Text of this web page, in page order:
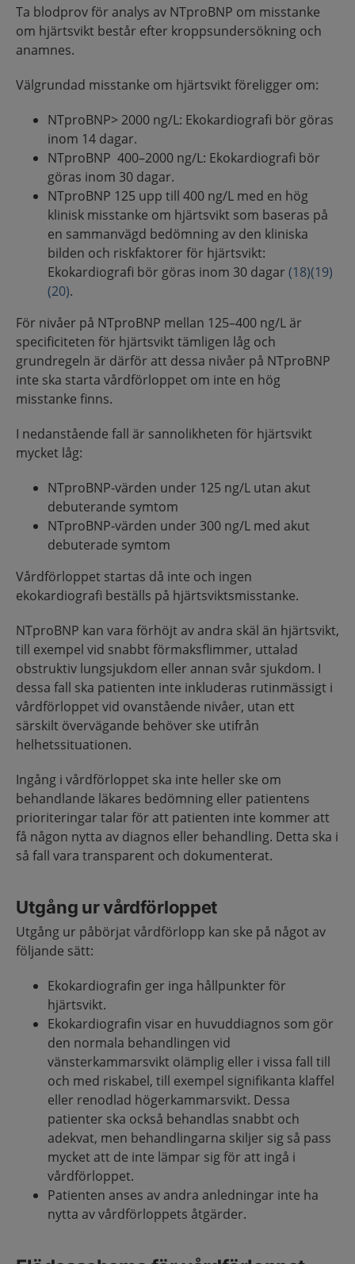
Ta blodprov för analys av NTproBNP om misstanke
om hjärtsvikt består efter kroppsundersökning och
anamnes.
Välgrundad misstanke om hjärtsvikt föreligger om:
NTproBNP> 2000 ng/L: Ekokardiografi bör göras
inom 14 dagar.
NTproBNP 400–2000 ng/L: Ekokardiografi bör
göras inom 30 dagar.
NTproBNP 125 upp till 400 ng/L med en hög
klinisk misstanke om hjärtsvikt som baseras på
en sammanvägd bedömning av den kliniska
bilden och riskfaktorer för hjärtsvikt:
Ekokardiografi bör göras inom 30 dagar (18)(19)
(20).
För nivåer på NTproBNP mellan 125–400 ng/L är
specificiteten för hjärtsvikt tämligen låg och
grundregeln är därför att dessa nivåer på NTproBNP
inte ska starta vårdförloppet om inte en hög
misstanke finns.
I nedanstående fall är sannolikheten för hjärtsvikt
mycket låg:
NTproBNP-värden under 125 ng/L utan akut
debuterande symtom
NTproBNP-värden under 300 ng/L med akut
debuterade symtom
Vårdförloppet startas då inte och ingen
ekokardiografi beställs på hjärtsviktsmisstanke.
NTproBNP kan vara förhöjt av andra skäl än hjärtsvikt,
till exempel vid snabbt förmaksflimmer, uttalad
obstruktiv lungsjukdom eller annan svår sjukdom. I
dessa fall ska patienten inte inkluderas rutinmässigt i
vårdförloppet vid ovanstående nivåer, utan ett
särskilt övervägande behöver ske utifrån
helhetssituationen.
Ingång i vårdförloppet ska inte heller ske om
behandlande läkares bedömning eller patientens
prioriteringar talar för att patienten inte kommer att
få någon nytta av diagnos eller behandling. Detta ska i
så fall vara transparent och dokumenterat.
Utgång ur vårdförloppet
Utgång ur påbörjat vårdförlopp kan ske på något av
följande sätt:
Ekokardiografin ger inga hållpunkter för
hjärtsvikt.
Ekokardiografin visar en huvuddiagnos som gör
den normala behandlingen vid
vänsterkammarsvikt olämplig eller i vissa fall till
och med riskabel, till exempel signifikanta klaffel
eller renodlad högerkammarsvikt. Dessa
patienter ska också behandlas snabbt och
adekvat, men behandlingarna skiljer sig så pass
mycket att de inte lämpar sig för att ingå i
vårdförloppet.
Patienten anses av andra anledningar inte ha
nytta av vårdförloppets åtgärder.